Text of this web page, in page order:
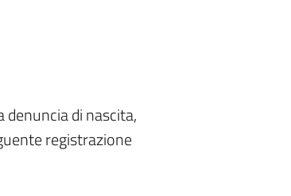
di nascita,
registrazione